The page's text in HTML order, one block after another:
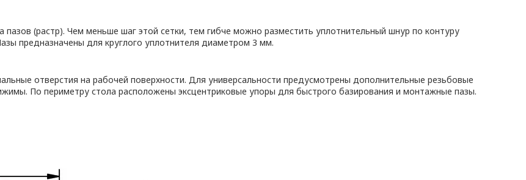
пазов (растр). Чем меньше шаг этой сетки, тем гибче можно разместить уплотнительный шнур по контуру
предназначены для круглого уплотнителя диаметром 3 мм.
отверстия на рабочей поверхности. Для универсальности предусмотрены дополнительные резьбовые
По периметру стола расположены эксцентриковые упоры для быстрого базирования и монтажные пазы.